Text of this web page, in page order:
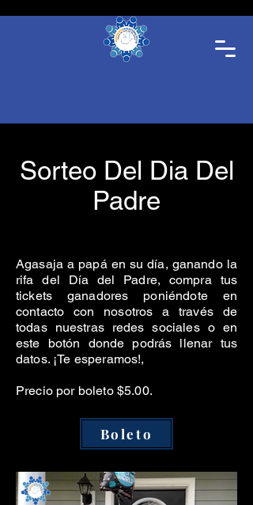
Sorteo Del Dia Del
Padre
Agasaja a papá en su día, ganando la
rifa del Día del Padre, compra tus
tickets ganadores poniéndote en
contacto con nosotros a través de
todas nuestras redes sociales o en
este botón donde podrás llenar tus
datos. ¡Te esperamos!,
Precio por boleto $5.00.
Boleto